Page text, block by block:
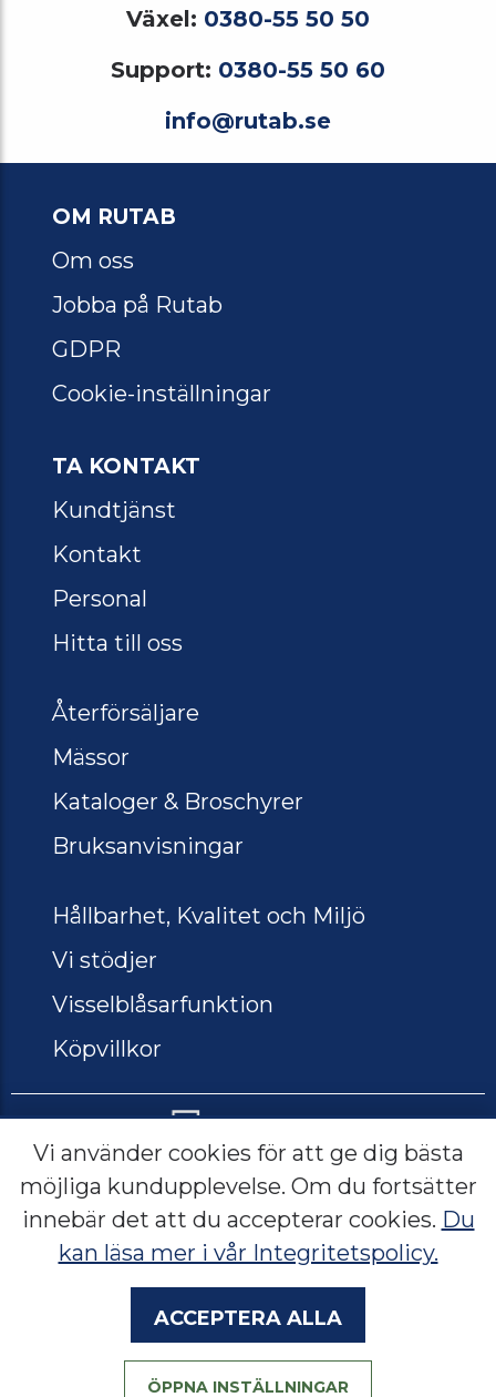
Växel: 0380-55 50 50
Support: 0380-55 50 60
info@rutab.se
OM RUTAB
Om oss
Jobba på Rutab
GDPR
Cookie-inställningar
TA KONTAKT
Kundtjänst
Kontakt
Personal
Hitta till oss
Återförsäljare
Mässor
Kataloger & Broschyrer
Bruksanvisningar
Hållbarhet, Kvalitet och Miljö
Vi stödjer
Visselblåsarfunktion
Köpvillkor
Lerbacksgatan 2, 571 38 Nässjö
Sverige
SENOEN
Vi använder cookies för att ge dig bästa
möjliga kundupplevelse. Om du fortsätter
innebär det att du accepterar cookies. Du
kan läsa mer i vår Integritetspolicy.
Acceptera alla
ÖPPNA INSTÄLLNINGAR